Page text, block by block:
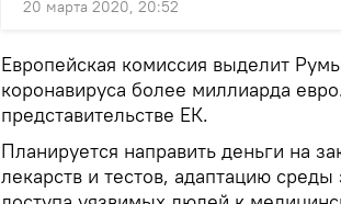
20 марта 2020, 20:52
Европейская комиссия выделит
коронавируса более миллиарда
представительстве ЕК.
Планируется направить деньги на
лекарств и тестов, адаптацию